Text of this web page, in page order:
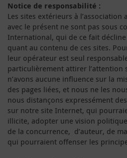
Notice de responsabilité :
Les sites extérieurs à
avec le présent ne sont pas sous
International, qui de ce fait
quant au contenu de ces sites.
leur opérateur est seul
particulièrement attirer l’attention
n’avons aucune influence sur la
des pages liées, et nous ne les
nous distançons expressément
sur notre site Internet, qui
illicite, adopter une vision
de la concurrence, d’auteur, de
qui pourraient offenser les